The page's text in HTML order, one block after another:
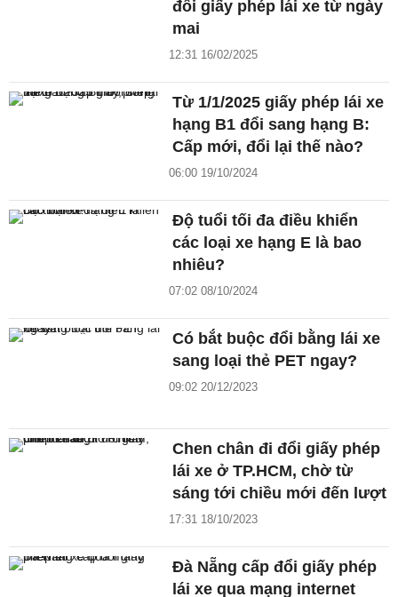
đổi giấy phép lái xe từ ngày
mai
12:31 16/02/2025
Từ 1/1/2025 giấy phép lái xe
hạng B1 đổi sang hạng B:
Cấp mới, đổi lại thế nào?
06:00 19/10/2024
Độ tuổi tối đa điều khiển
các loại xe hạng E là bao
nhiêu?
07:02 08/10/2024
Có bắt buộc đổi bằng lái xe
sang loại thẻ PET ngay?
09:02 20/12/2023
Chen chân đi đổi giấy phép
lái xe ở TP.HCM, chờ từ
sáng tới chiều mới đến lượt
17:31 18/10/2023
Đà Nẵng cấp đổi giấy phép
lái xe qua mạng internet